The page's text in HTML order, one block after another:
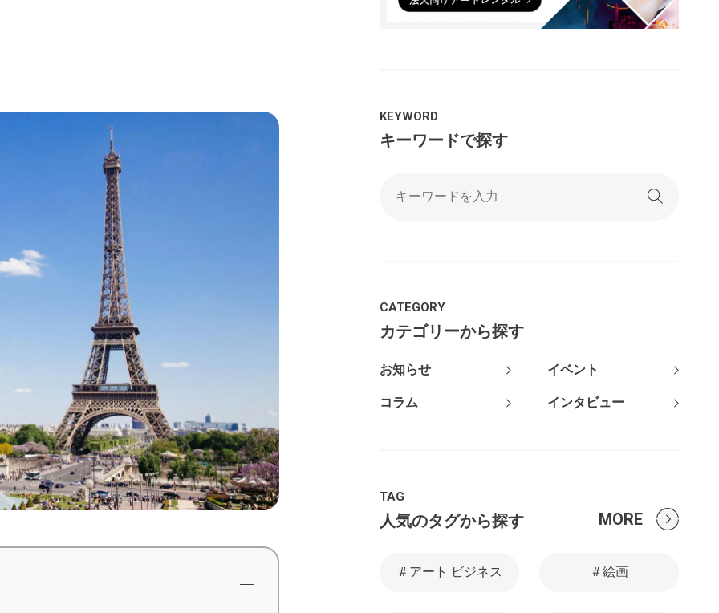
KEYWORD
キーワードで探す
CATEGORY
カテゴリーから探す
お知らせ イベント
コラム インタビュー
TAG
人気のタグから探す MORE
＃アート ビジネス ＃絵画